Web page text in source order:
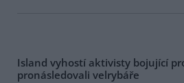
Island vyhostí aktivisty bojující
pronásledovali velrybáře